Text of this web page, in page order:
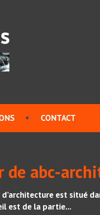
CONTACT
de abc-
est situé
est de la partie...